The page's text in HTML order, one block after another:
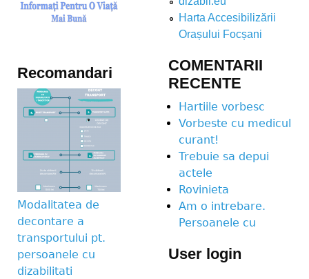
Recomandari
Modalitatea de
decontare a
transportului pt.
persoanele cu
dizabilitati
Harta Accesibilizării
Orașului Focșani
COMENTARII
RECENTE
Hartiile vorbesc
Vorbeste cu medicul
curant!
Trebuie sa depui
actele
Rovinieta
Am o intrebare.
Persoanele cu
User login